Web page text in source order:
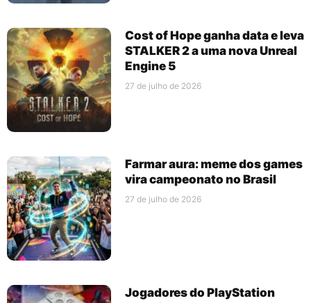
Cost of Hope ganha data e leva
STALKER 2 a uma nova Unreal
Engine 5
27 de julho de 2026
Farmar aura: meme dos games
vira campeonato no Brasil
27 de julho de 2026
Jogadores do PlayStation